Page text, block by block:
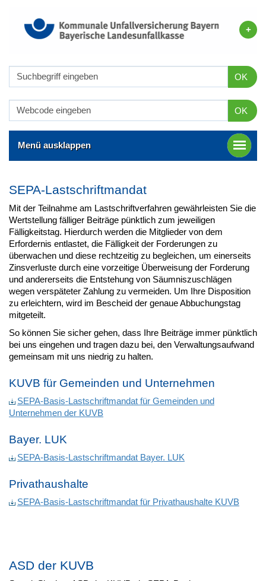
OK
OK
Menü ausklappen
SEPA-Lastschriftmandat
Mit der Teilnahme am Lastschriftverfahren gewährleisten Sie die
Wertstellung fälliger Beiträge pünktlich zum jeweiligen
Fälligkeitstag. Hierdurch werden die Mitglieder von dem
Erfordernis entlastet, die Fälligkeit der Forderungen zu
überwachen und diese rechtzeitig zu begleichen, um einerseits
Zinsverluste durch eine vorzeitige Überweisung der Forderung
und andererseits die Entstehung von Säumniszuschlägen
wegen verspäteter Zahlung zu vermeiden. Um Ihre Disposition
zu erleichtern, wird im Bescheid der genaue Abbuchungstag
mitgeteilt.
So können Sie sicher gehen, dass Ihre Beiträge immer pünktlich
bei uns eingehen und tragen dazu bei, den Verwaltungsaufwand
gemeinsam mit uns niedrig zu halten.
KUVB für Gemeinden und Unternehmen
SEPA-Basis-Lastschriftmandat für Gemeinden und
Unternehmen der KUVB
Bayer. LUK
SEPA-Basis-Lastschriftmandat Bayer. LUK
Privathaushalte
SEPA-Basis-Lastschriftmandat für Privathaushalte KUVB
ASD der KUVB